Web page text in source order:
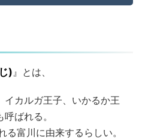
) 』とは、
イカルガ王子、いかるか王
ばれる。
る富川に由来するらしい。